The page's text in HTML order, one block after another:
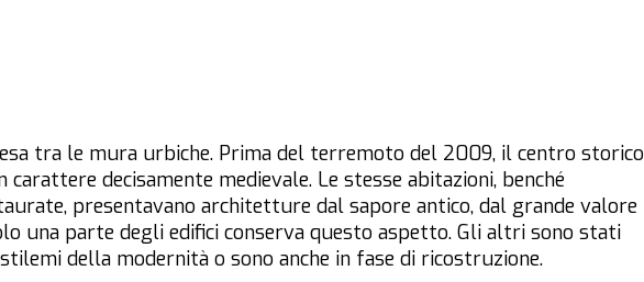
tra le mura urbiche. Prima del terremoto del 2009, il centro storico
decisamente medievale. Le stesse abitazioni, benché
presentavano architetture dal sapore antico, dal grande valore
una parte degli edifici conserva questo aspetto. Gli altri sono stati
della modernità o sono anche in fase di ricostruzione.